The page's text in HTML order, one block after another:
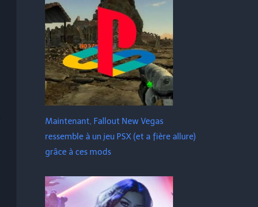
Maintenant, Fallout New Vegas
ressemble à un jeu PSX (et a fière allure)
grâce à ces mods